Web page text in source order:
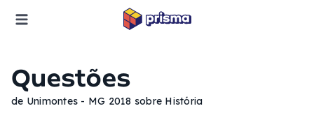
Questões
de Unimontes - MG 2018 sobre História